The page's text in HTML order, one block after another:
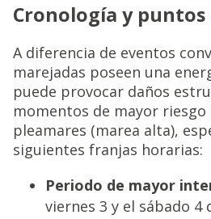
Cronología y
A diferencia de eventos
marejadas poseen una
puede provocar daños
momentos de mayor
pleamares (marea alta),
siguientes franjas horarias:
Periodo de mayor
viernes 3 y el sábado 4